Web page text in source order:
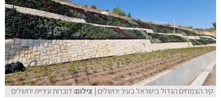
קיר הצמחים הגדול בישראל בעיר ירושלים | צילום:דוברות עיריית ירושלים